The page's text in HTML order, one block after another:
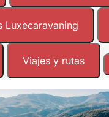
Luxecaravaning
Viajes y rutas